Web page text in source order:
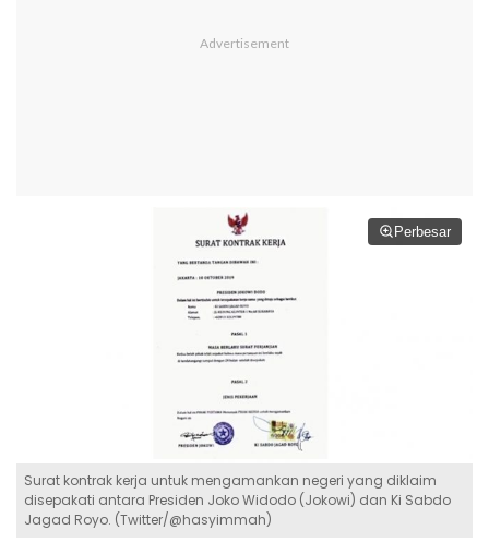
Perbesar
Surat kontrak kerja untuk mengamankan negeri yang diklaim
disepakati antara Presiden Joko Widodo (Jokowi) dan Ki Sabdo
Jagad Royo. (Twitter/@hasyimmah)